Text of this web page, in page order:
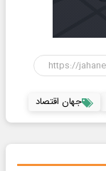
جهان اقتصاد